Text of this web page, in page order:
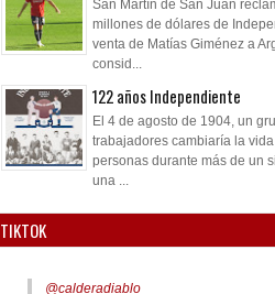
San Martín de San Juan
millones de dólares de
venta de Matías Giménez a
consid...
122 años Independiente
El 4 de agosto de 1904, un
trabajadores cambiaría la
personas durante más de un
una ...
TIKTOK
@calderadiablo